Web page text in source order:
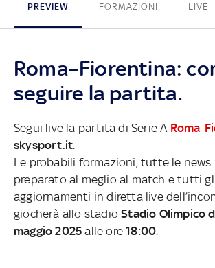
PREVIEW FORMAZIONI LIVE
Roma–Fiorentina:
seguire la partita.
Segui live la partita di Serie A Roma-
skysport.it
Le probabili formazioni, tutte le news
preparato al meglio al match e tutti
aggiornamenti in diretta live
giocherà allo stadioStadio Olimpico
maggio 2025 alle ore18:00